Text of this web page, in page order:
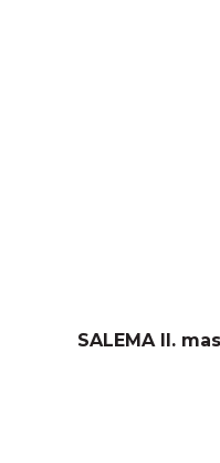
SALEMA II.